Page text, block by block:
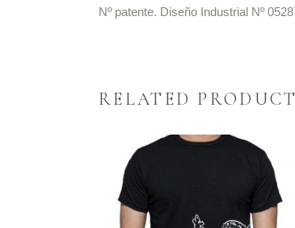
Nº patente. Diseño Industrial Nº
RELATED